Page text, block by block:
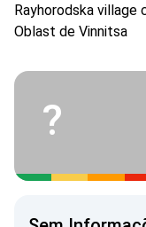
Rayhorodska village
Oblast de Vinnitsa
?